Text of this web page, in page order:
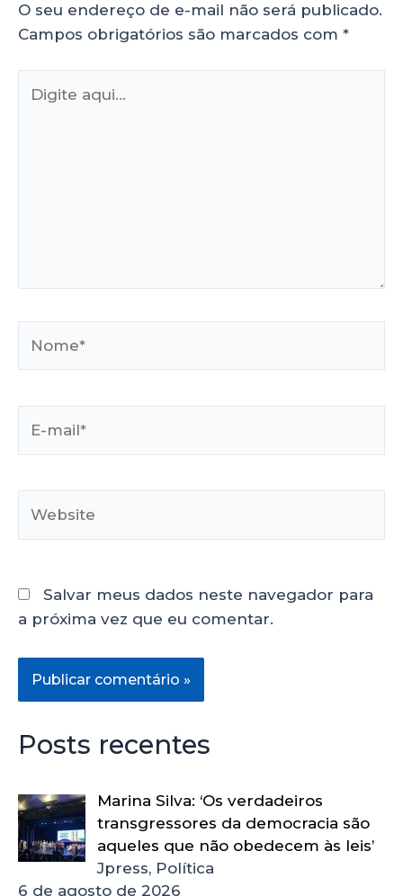
O seu endereço de e-mail não será publicado.
Campos obrigatórios são marcados com *
Salvar meus dados neste navegador para
a próxima vez que eu comentar.
Posts recentes
Marina Silva: ‘Os verdadeiros
transgressores da democracia são
aqueles que não obedecem às leis’
Jpress, Política
6 de agosto de 2026